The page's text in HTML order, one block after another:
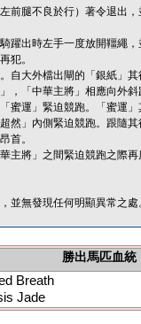
前腿不良於行）著令退出
躍出時左手一度放開韁繩
犯。
自大外檔出閘的「銀紙」
，「中華主將」相應向外
蜜運」緊迫競跑。「蜜運
然」內側緊迫競跑。跟隨
首。
主將」之間緊迫競跑之際
並無發現任何明顯異常之處
勝出馬匹血統
Breath
Jade